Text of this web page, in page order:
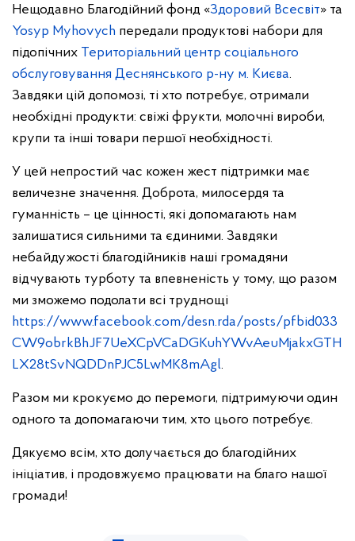
Нещодавно Благодійний фонд «Здоровий Всесвіт» та
Yosyp Myhovych передали продуктові набори для
підопічних Територіальний центр соціального
обслуговування Деснянського р-ну м. Києва.
Завдяки цій допомозі, ті хто потребує, отримали
необхідні продукти: свіжі фрукти, молочні вироби,
крупи та інші товари першої необхідності.
У цей непростий час кожен жест підтримки має
величезне значення. Доброта, милосердя та
гуманність – це цінності, які допомагають нам
залишатися сильними та єдиними. Завдяки
небайдужості благодійників наші громадяни
відчувають турботу та впевненість у тому, що разом
ми зможемо подолати всі труднощі
https://www.facebook.com/desn.rda/posts/pfbid033
CW9obrkBhJF7UeXCpVCaDGKuhYWvAeuMjakxGTH
LX28tSvNQDDnPJC5LwMK8mAgl.
Разом ми крокуємо до перемоги, підтримуючи один
одного та допомагаючи тим, хто цього потребує.
Дякуємо всім, хто долучається до благодійних
ініціатив, і продовжуємо працювати на благо нашої
громади!